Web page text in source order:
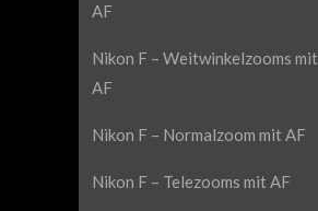
AF
Nikon F – Weitwinkelzooms mit
AF
Nikon F – Normalzoom mit AF
Nikon F – Telezooms mit AF